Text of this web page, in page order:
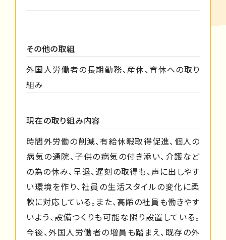
その他の取組
外国人労働者の長期勤務、産休、育休への取り
組み
現在の取り組み内容
時間外労働の削減、有給休暇取得促進、個人の
病気の通院、子供の病気の付き添い、介護など
の為の休み、早退、遅刻の取得も、声に出しやす
い環境を作り、社員の生活スタイルの変化に柔
軟に対応している。また、高齢の社員も働きやす
いよう、設備つくりも可能な限り設置している。
今後、外国人労働者の増員も踏まえ、既存の外